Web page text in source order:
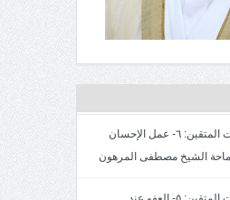
خطبة الجمعة: سمات المتقين: ٦- عمل الإحسان